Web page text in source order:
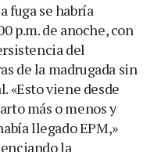
fuga se habría
p.m. de anoche, con
del
de la madrugada sin
viene desde
más o menos y
llegado EPM,»
la